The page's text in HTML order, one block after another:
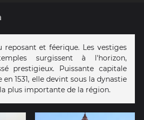
reposant et féerique. Les vestiges
surgissent à l'horizon,
prestigieux. Puissante capitale
1531, elle devint sous la dynastie
plus importante de la région.